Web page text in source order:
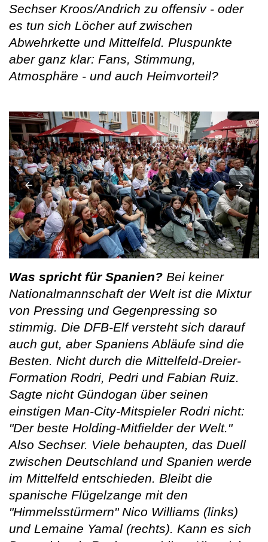
Sechser Kroos/Andrich zu offensiv - oder
es tun sich Löcher auf zwischen
Abwehrkette und Mittelfeld. Pluspunkte
aber ganz klar: Fans, Stimmung,
Atmosphäre - und auch Heimvorteil?
Was spricht für Spanien? Bei keiner
Nationalmannschaft der Welt ist die Mixtur
von Pressing und Gegenpressing so
stimmig. Die DFB-Elf versteht sich darauf
auch gut, aber Spaniens Abläufe sind die
Besten. Nicht durch die Mittelfeld-Dreier-
Formation Rodri, Pedri und Fabian Ruiz.
Sagte nicht Gündogan über seinen
einstigen Man-City-Mitspieler Rodri nicht:
"Der beste Holding-Mitfielder der Welt."
Also Sechser. Viele behaupten, das Duell
zwischen Deutschland und Spanien werde
im Mittelfeld entschieden. Bleibt die
spanische Flügelzange mit den
"Himmelsstürmern" Nico Williams (links)
und Lemaine Yamal (rechts). Kann es sich